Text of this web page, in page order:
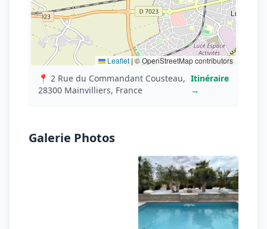
Leaflet | © OpenStreetMap contributors
📍 2 Rue du Commandant Cousteau,
28300 Mainvilliers, France
Itinéraire
→
Galerie Photos